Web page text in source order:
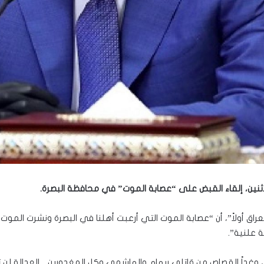
إلقاء القبض على “عصابة الموت” في محافظة البصرة.
أولاً”، أن “عصابة الموت التي أرعبت أهلنا في البصرة ونشرت
علنية”.